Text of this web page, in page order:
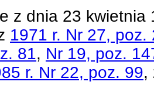
z dnia 23 kwietnia
1971 r. Nr 27, poz.
81, Nr 19, poz.
r. Nr 22, poz. 99,